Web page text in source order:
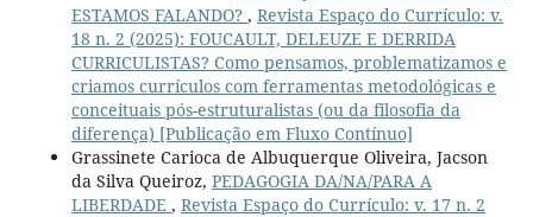
ESTAMOS FALANDO? , Revista Espaço do Currículo: v.
18 n. 2 (2025): FOUCAULT, DELEUZE E DERRIDA
CURRICULISTAS? Como pensamos, problematizamos e
criamos currículos com ferramentas metodológicas e
conceituais pós-estruturalistas (ou da filosofia da
diferença) [Publicação em Fluxo Contínuo]
Grassinete Carioca de Albuquerque Oliveira, Jacson
da Silva Queiroz, PEDAGOGIA DA/NA/PARA A
LIBERDADE , Revista Espaço do Currículo: v. 17 n. 2